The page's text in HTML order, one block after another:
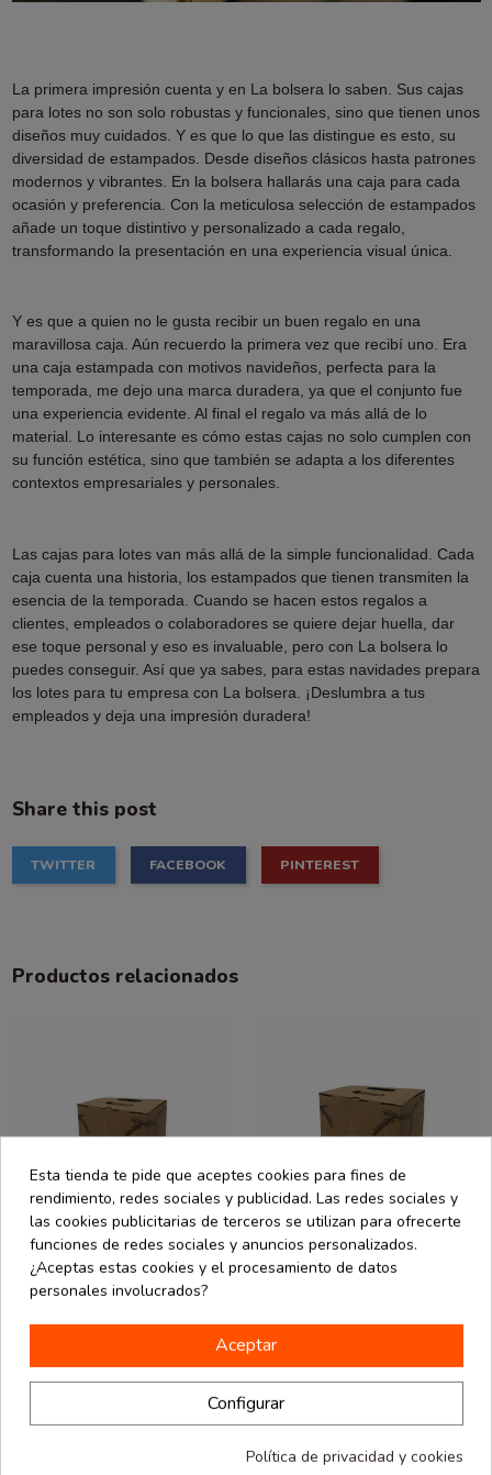
La primera impresión cuenta y en La bolsera lo saben. Sus cajas
para lotes no son solo robustas y funcionales, sino que tienen unos
diseños muy cuidados. Y es que lo que las distingue es esto, su
diversidad de estampados. Desde diseños clásicos hasta patrones
modernos y vibrantes. En la bolsera hallarás una caja para cada
ocasión y preferencia. Con la meticulosa selección de estampados
añade un toque distintivo y personalizado a cada regalo,
transformando la presentación en una experiencia visual única.
Y es que a quien no le gusta recibir un buen regalo en una
maravillosa caja. Aún recuerdo la primera vez que recibí uno. Era
una caja estampada con motivos navideños, perfecta para la
temporada, me dejo una marca duradera, ya que el conjunto fue
una experiencia evidente. Al final el regalo va más allá de lo
material. Lo interesante es cómo estas cajas no solo cumplen con
su función estética, sino que también se adapta a los diferentes
contextos empresariales y personales.
Las cajas para lotes van más allá de la simple funcionalidad. Cada
caja cuenta una historia, los estampados que tienen transmiten la
esencia de la temporada. Cuando se hacen estos regalos a
clientes, empleados o colaboradores se quiere dejar huella, dar
ese toque personal y eso es invaluable, pero con La bolsera lo
puedes conseguir. Así que ya sabes, para estas navidades prepara
los lotes para tu empresa con La bolsera. ¡Deslumbra a tus
empleados y deja una impresión duradera!
Share this post
TWITTER FACEBOOK PINTEREST
Productos relacionados
Packaging Ecommerce desde
1.87 €
Packaging Ecommerce
Caja lote
desde
Esta tienda te pide que aceptes cookies para fines de
rendimiento, redes sociales y publicidad. Las redes sociales y
las cookies publicitarias de terceros se utilizan para ofrecerte
funciones de redes sociales y anuncios personalizados.
¿Aceptas estas cookies y el procesamiento de datos
personales involucrados?
Aceptar
Configurar
Política de privacidad y cookies